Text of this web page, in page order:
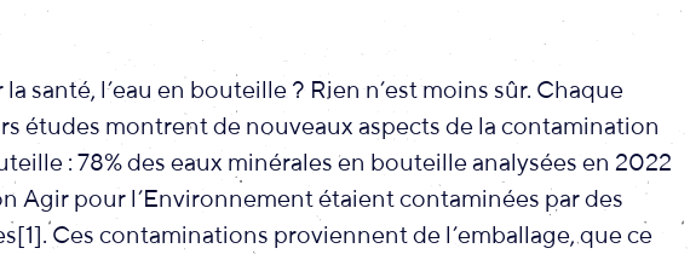
santé, l’eau en bouteille ? Rien n’est moins sûr. Chaque
études montrent de nouveaux aspects de la contamination
: 78% des eaux minérales en bouteille analysées en 2022
Agir pour l’Environnement étaient contaminées par des
Ces contaminations proviennent de l’emballage, que ce